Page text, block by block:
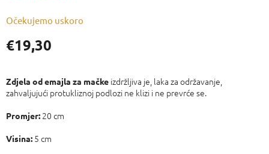
€19,30
Očekujemo uskoro
Zdjela od emajla za mačke izdržljiva je, laka za održavanje,
zahvaljujući protukliznoj podlozi ne klizi i ne prevrće se.
Promjer: 20 cm
Visina: 5 cm